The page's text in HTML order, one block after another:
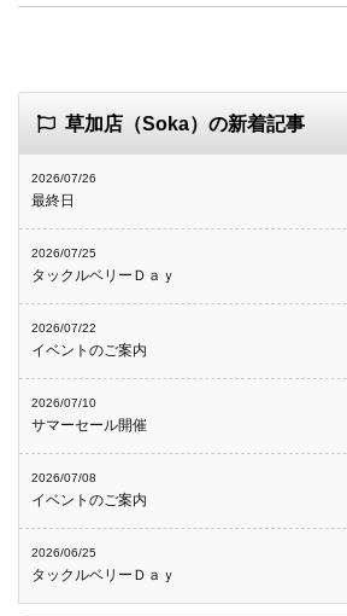
草加店（Soka）の新着記事
2026/07/26
最終日
2026/07/25
タックルベリーＤａｙ
2026/07/22
イベントのご案内
2026/07/10
サマーセール開催
2026/07/08
イベントのご案内
2026/06/25
タックルベリーＤａｙ